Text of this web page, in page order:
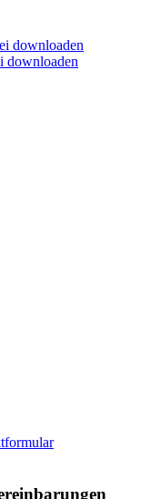
downloaden
downloaden